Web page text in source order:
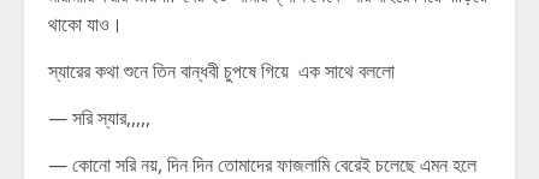
থাকো যাও।
স্যারের কথা শুনে তিন বান্ধবী চুপষে গিয়ে এক সাথে বললো
— সরি স্যার,,,,,
— কোনো সরি নয়, দিন দিন তোমাদের ফাজলামি বেরেই চলেছে এমন হলে